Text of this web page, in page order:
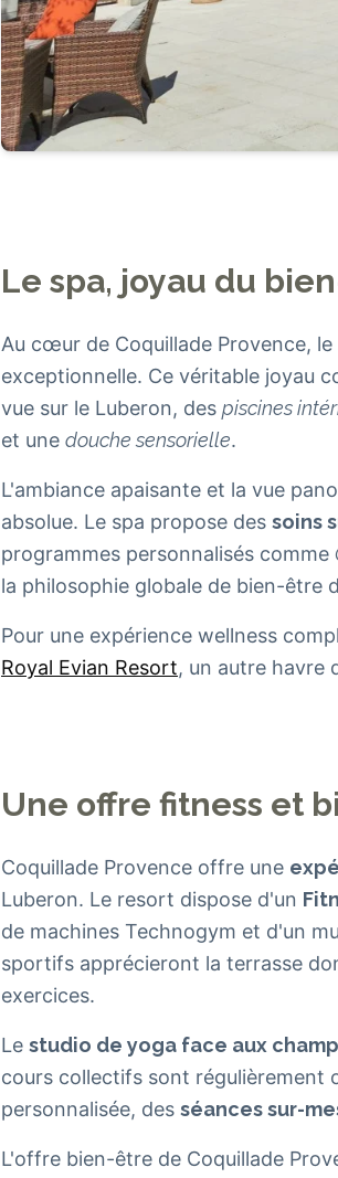
Le spa, joyau du
Au cœur de Coquillade Provence, le
exceptionnelle. Ce véritable joyau
vue sur le Luberon, des piscines
et une douche sensorielle.
L'ambiance apaisante et la vue
absolue. Le spa propose des soins
programmes personnalisés comme
la philosophie globale de bien-être
Pour une expérience wellness
Royal Evian Resort, un autre havre
Une offre fitness et
Coquillade Provence offre une
Luberon. Le resort dispose d'un
de machines Technogym et d'un
sportifs apprécieront la terrasse
exercices.
Le studio de yoga face aux
cours collectifs sont régulièrement
personnalisée, des séances sur-
L'offre bien-être de Coquillade